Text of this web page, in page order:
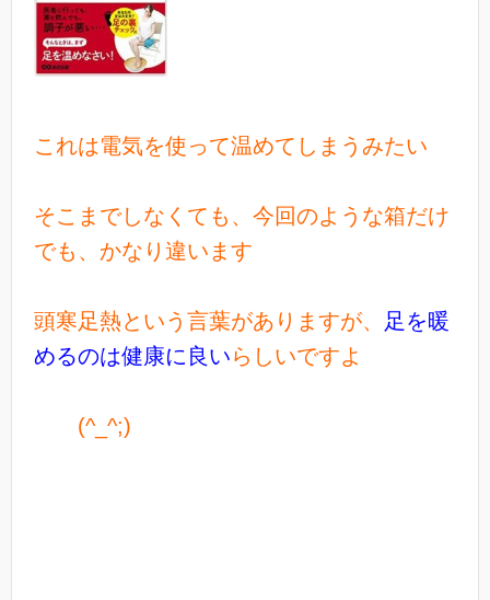
これは電気を使って温めてしまうみたい
そこまでしなくても、今回のような箱だけ
でも、かなり違います
頭寒足熱という言葉がありますが、 足を暖
めるのは健康に良いらしいですよ
(^_^;)